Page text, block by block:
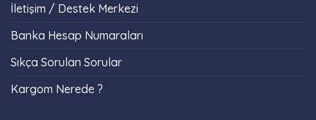
İletişim / Destek Merkezi
Banka Hesap Numaraları
Sıkça Sorulan Sorular
Kargom Nerede ?